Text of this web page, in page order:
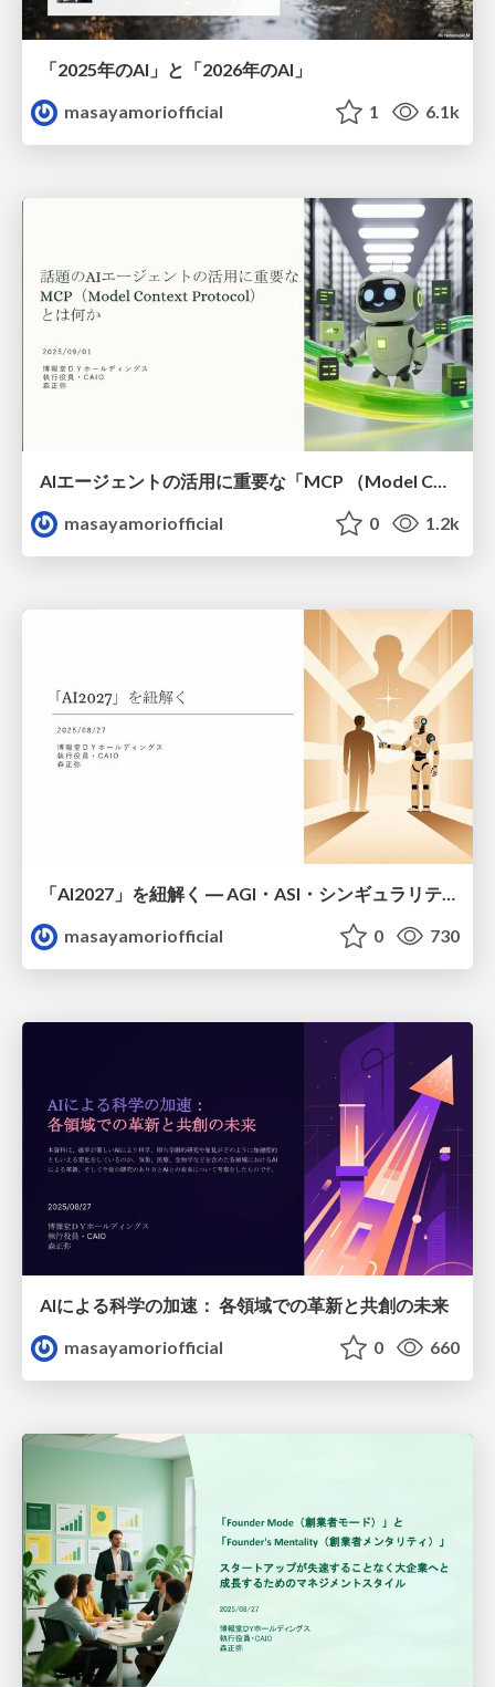
「2025年のAI」と「2026年のAI」
masayamoriofficial
1 6.1k
AIエージェントの活用に重要な「MCP （Model Context Protocol）」とは何か
masayamoriofficial
0 1.2k
masayamoriofficial
0 730
AIによる科学の加速： 各領域での革新と共創の未来
masayamoriofficial
0 660